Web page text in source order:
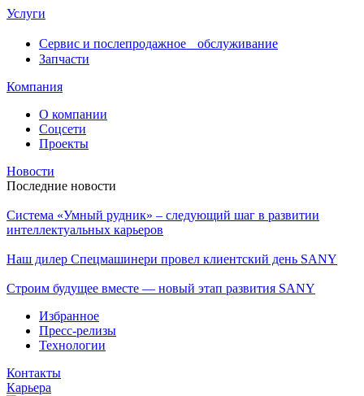
Услуги
Сервис и послепродажное обслуживание
Запчасти
Компания
О компании
Соцсети
Проекты
Новости
Последние новости
Система «Умный рудник» – следующий шаг в развитии
интеллектуальных карьеров
Наш дилер Спецмашинери провел клиентский день SANY
Строим будущее вместе — новый этап развития SANY
Избранное
Пресс-релизы
Технологии
Контакты
Карьера